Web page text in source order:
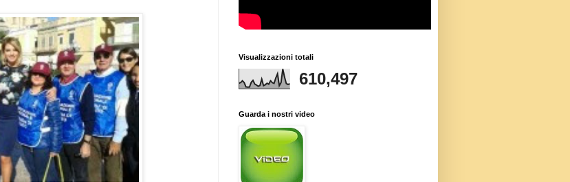
Visualizzazioni totali
610,497
Guarda i nostri video